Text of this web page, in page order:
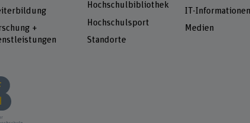
+
Hochschulbibliothek
Hochschulsport
Standorte
IT-Informationen
Medien